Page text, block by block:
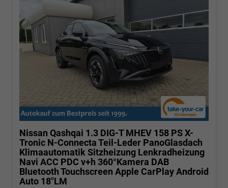
Nissan Qashqai 1.3 DIG-T MHEV 158 PS X-
Tronic N-Connecta Teil-Leder PanoGlasdach
Klimaautomatik Sitzheizung Lenkradheizung
Navi ACC PDC v+h 360°Kamera DAB
Bluetooth Touchscreen Apple CarPlay Android
Auto 18"LM